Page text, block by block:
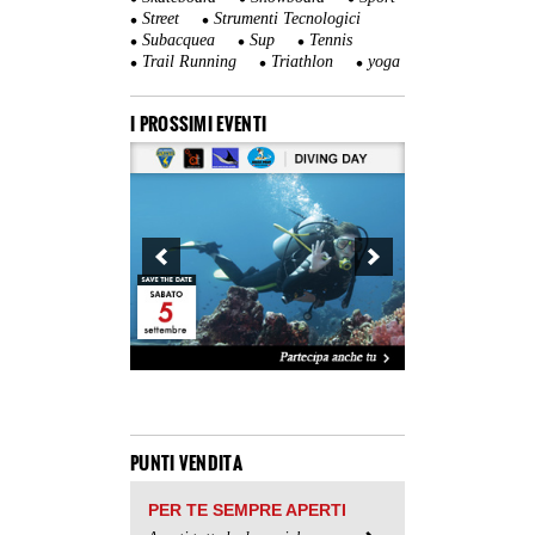
Street
Strumenti Tecnologici
Subacquea
Sup
Tennis
Trail Running
Triathlon yoga
I PROSSIMI EVENTI
PUNTI VENDITA
PER TE SEMPRE APERTI